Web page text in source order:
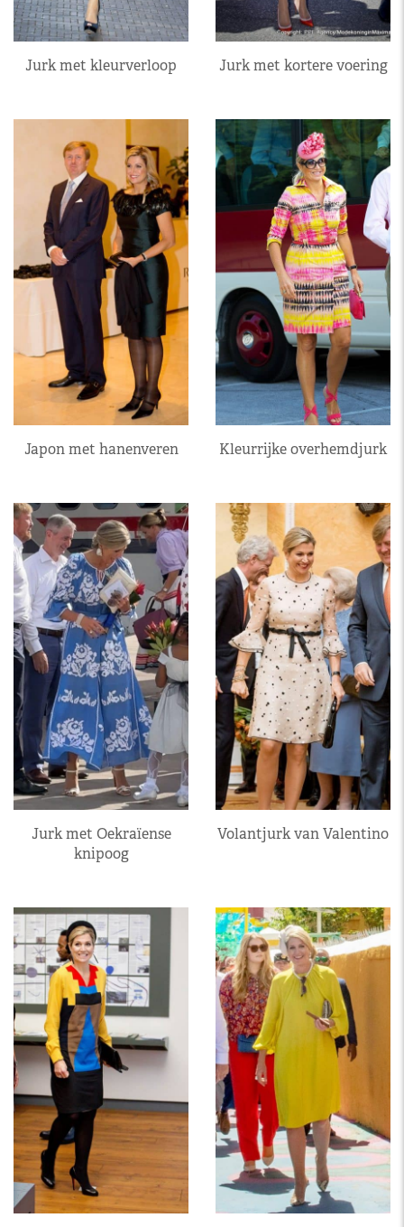
Jurk met kleurverloop Jurk met kortere voering
Japon met hanenveren Kleurrijke overhemdjurk
Jurk met Oekraïense
knipoog
Volantjurk van Valentino